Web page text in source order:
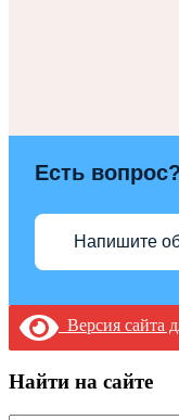
Есть вопрос?
Напишите
Версия сайта
Найти на сайте